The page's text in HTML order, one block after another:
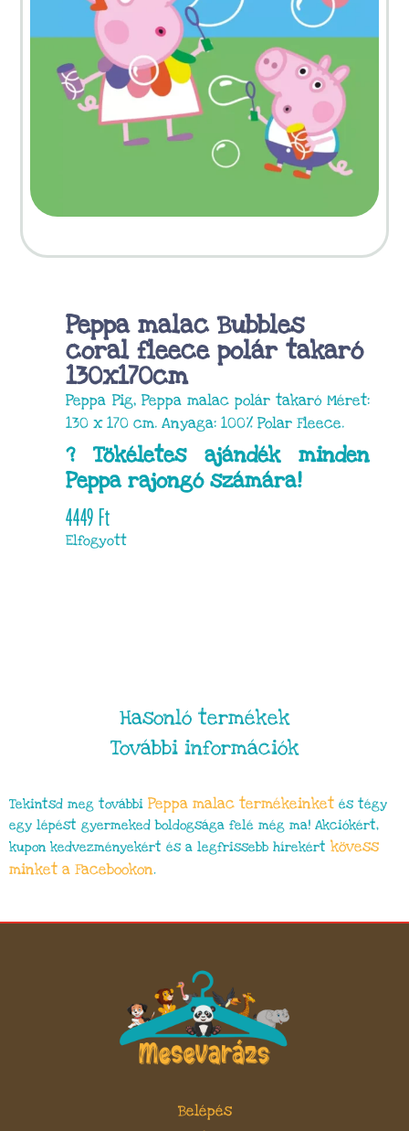
Peppa malac Bubbles
coral fleece polár takaró
130x170cm
Peppa Pig, Peppa malac polár takaró Méret:
130 x 170 cm. Anyaga: 100% Polar Fleece.
? Tökéletes ajándék minden
Peppa rajongó számára!
4449Ft
Elfogyott
Hasonló termékek
További információk
Tekintsd meg további Peppa malac termékeinket és tégy
egy lépést gyermeked boldogsága felé még ma! Akciókért,
kupon kedvezményekért és a legfrissebb hírekért kövess
minket a Facebookon.
Belépés